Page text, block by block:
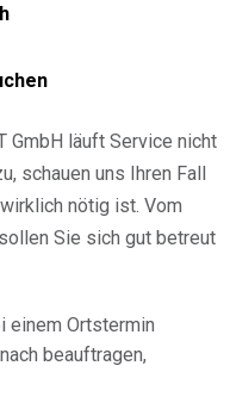
GmbH läuft Service nicht
schauen uns Ihren Fall
nötig ist. Vom
Sie sich gut betreut
einem Ortstermin
beauftragen,